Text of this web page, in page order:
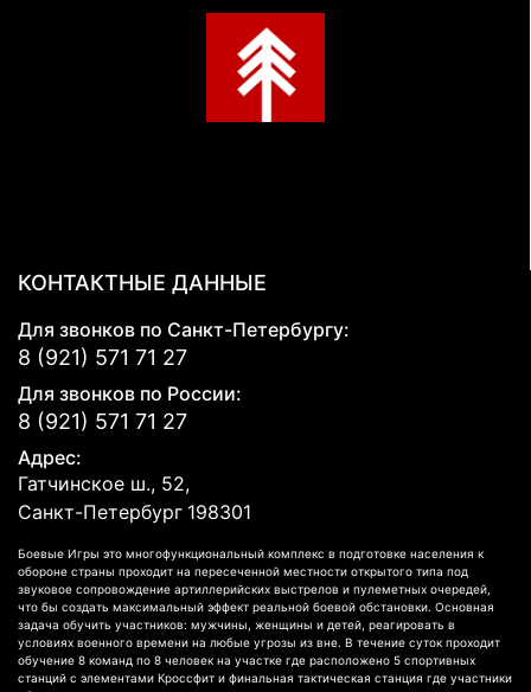
КОНТАКТНЫЕ ДАННЫЕ
Для звонков по Санкт-Петербургу:
8 (921) 571 71 27
Для звонков по России:
8 (921) 571 71 27
Адрес:
Гатчинское ш., 52,
Санкт-Петербург 198301
Боевые Игры это многофункциональный комплекс в подготовке населения к
обороне страны проходит на пересеченной местности открытого типа под
звуковое сопровождение артиллерийских выстрелов и пулеметных очередей,
что бы создать максимальный эффект реальной боевой обстановки. Основная
задача обучить участников: мужчины, женщины и детей, реагировать в
условиях военного времени на любые угрозы из вне. В течение суток проходит
обучение 8 команд по 8 человек на участке где расположено 5 спортивных
станций с элементами Кроссфит и финальная тактическая станция где участники